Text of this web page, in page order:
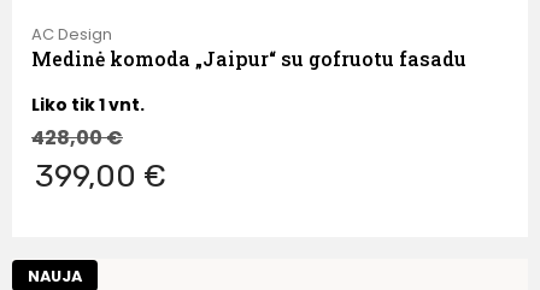
AC Design
Medinė komoda „Jaipur“ su gofruotu fasadu
Liko tik 1 vnt.
428,00€
399,00 €
NAUJA